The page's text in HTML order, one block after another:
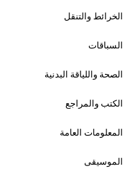
الخرائط والتنقل
السباقات
الصحة واللياقة البدنية
الكتب والمراجع
المعلومات العامة
الموسيقى